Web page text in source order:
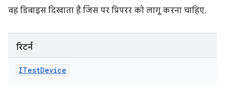
वह डिवाइस दिखाता है जिस पर प्रिपरर को लागू करना चाहिए.
रिटर्न
ITestDevice